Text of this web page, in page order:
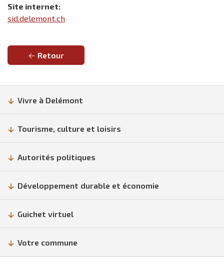
Site internet:
sid.delemont.ch
Retour
Vivre à Delémont
Tourisme, culture et loisirs
Autorités politiques
Développement durable et économie
Guichet virtuel
Votre commune